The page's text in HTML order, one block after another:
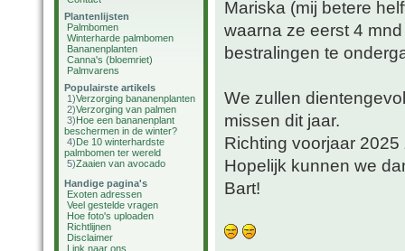
Plantenlijsten
Palmbomen
Winterharde palmbomen
Bananenplanten
Canna's (bloemriet)
Palmvarens
Populairste artikels
1)Verzorging bananenplanten
2)Verzorging van palmen
3)Hoe een bananenplant
beschermen in de winter?
4)De 10 winterhardste
palmbomen ter wereld
5)Zaaien van avocado
Handige pagina's
Exoten adressen
Veel gestelde vragen
Hoe foto's uploaden
Richtlijnen
Disclaimer
Link naar ons
Mariska (mij betere
waarna ze eerst 4
bestralingen te
We zullen
missen dit jaar.
Richting voorjaar
Hopelijk kunnen we
Bart!